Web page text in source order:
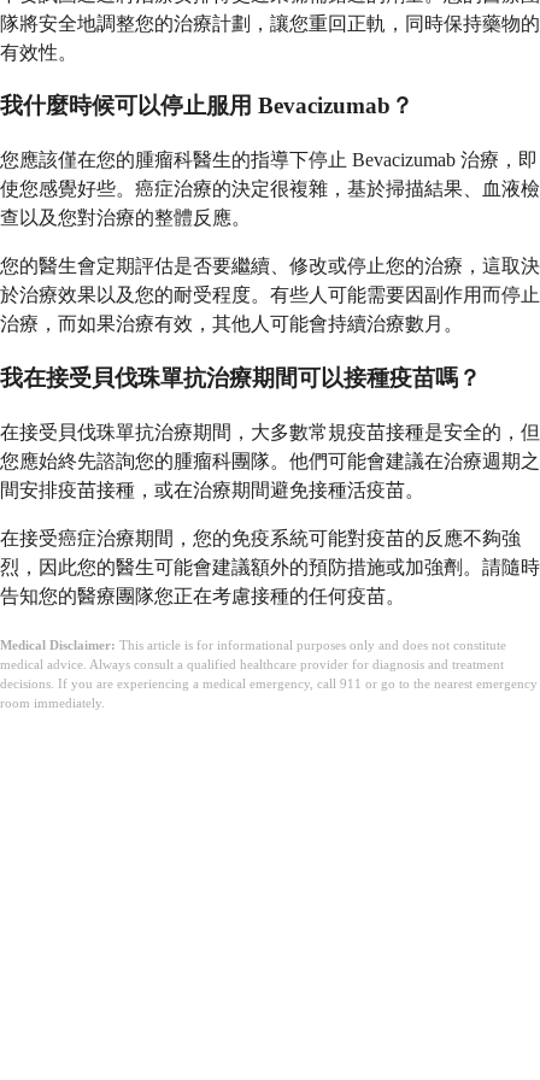
隊將安全地調整您的治療計劃，讓您重回正軌，同時保持藥物的
有效性。
我什麼時候可以停止服用 Bevacizumab？
您應該僅在您的腫瘤科醫生的指導下停止 Bevacizumab 治療，即
使您感覺好些。癌症治療的決定很複雜，基於掃描結果、血液檢
查以及您對治療的整體反應。
您的醫生會定期評估是否要繼續、修改或停止您的治療，這取決
於治療效果以及您的耐受程度。有些人可能需要因副作用而停止
治療，而如果治療有效，其他人可能會持續治療數月。
我在接受貝伐珠單抗治療期間可以接種疫苗嗎？
在接受貝伐珠單抗治療期間，大多數常規疫苗接種是安全的，但
您應始終先諮詢您的腫瘤科團隊。他們可能會建議在治療週期之
間安排疫苗接種，或在治療期間避免接種活疫苗。
在接受癌症治療期間，您的免疫系統可能對疫苗的反應不夠強
烈，因此您的醫生可能會建議額外的預防措施或加強劑。請隨時
告知您的醫療團隊您正在考慮接種的任何疫苗。
Medical Disclaimer: This article is for informational purposes only and does not constitute
medical advice. Always consult a qualified healthcare provider for diagnosis and treatment
decisions. If you are experiencing a medical emergency, call 911 or go to the nearest emergency
room immediately.